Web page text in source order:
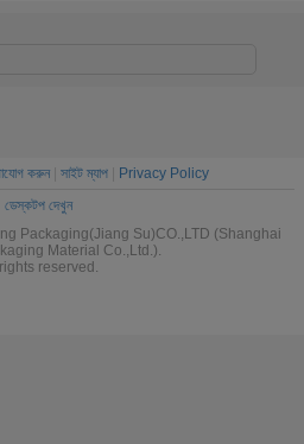
করুন| সাইট ম্যাপ|
Privacy Policy
ডেস্কটপ দেখুন
Packaging(Jiang Su)CO.,LTD (Shanghai
Material Co.,Ltd.).
reserved.